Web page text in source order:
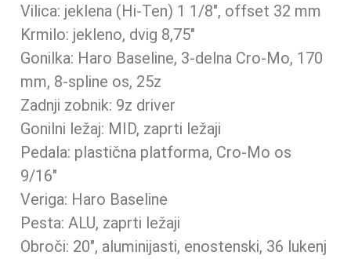
Vilica: jeklena (Hi-Ten) 1 1/8″, offset 32 mm
Krmilo: jekleno, dvig 8,75″
Gonilka: Haro Baseline, 3-delna Cro-Mo, 170
mm, 8-spline os, 25z
Zadnji zobnik: 9z driver
Gonilni ležaj: MID, zaprti ležaji
Pedala: plastična platforma, Cro-Mo os
9/16″
Veriga: Haro Baseline
Pesta: ALU, zaprti ležaji
Obroči: 20″, aluminijasti, enostenski, 36 lukenj